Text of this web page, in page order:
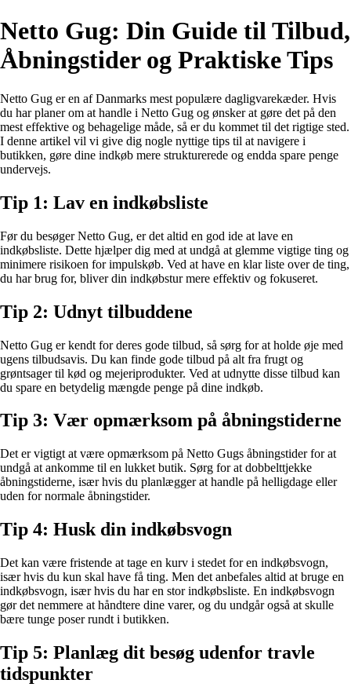
Netto Gug: Din Guide til Tilbud,
Åbningstider og Praktiske Tips
Netto Gug er en af ​​Danmarks mest populære dagligvarekæder. Hvis
du har planer om at handle i Netto Gug og ønsker at gøre det på den
mest effektive og behagelige måde, så er du kommet til det rigtige sted.
I denne artikel vil vi give dig nogle nyttige tips til at navigere i
butikken, gøre dine indkøb mere strukturerede og endda spare penge
undervejs.
Tip 1: Lav en indkøbsliste
Før du besøger Netto Gug, er det altid en god ide at lave en
indkøbsliste. Dette hjælper dig med at undgå at glemme vigtige ting og
minimere risikoen for impulskøb. Ved at have en klar liste over de ting,
du har brug for, bliver din indkøbstur mere effektiv og fokuseret.
Tip 2: Udnyt tilbuddene
Netto Gug er kendt for deres gode tilbud, så sørg for at holde øje med
ugens tilbudsavis. Du kan finde gode tilbud på alt fra frugt og
grøntsager til kød og mejeriprodukter. Ved at udnytte disse tilbud kan
du spare en betydelig mængde penge på dine indkøb.
Tip 3: Vær opmærksom på åbningstiderne
Det er vigtigt at være opmærksom på Netto Gugs åbningstider for at
undgå at ankomme til en lukket butik. Sørg for at dobbelttjekke
åbningstiderne, især hvis du planlægger at handle på helligdage eller
uden for normale åbningstider.
Tip 4: Husk din indkøbsvogn
Det kan være fristende at tage en kurv i stedet for en indkøbsvogn,
især hvis du kun skal have få ting. Men det anbefales altid at bruge en
indkøbsvogn, især hvis du har en stor indkøbsliste. En indkøbsvogn
gør det nemmere at håndtere dine varer, og du undgår også at skulle
bære tunge poser rundt i butikken.
Tip 5: Planlæg dit besøg udenfor travle
tidspunkter